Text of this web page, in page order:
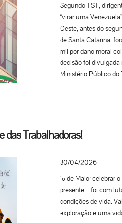
Segundo TST,
“virar uma
Oeste, antes do
de Santa Catarina,
mil por dano moral
decisão foi divulgada
Ministério Público do
comandante local da
— estavam
acabar caso o então
Segundo o MPT, a
de medo, associando
responsabilizar os
das Trabalhadoras!
30/04/2026
1º de Maio: celebrar
presente – foi com
condições de vida.
exploração e uma